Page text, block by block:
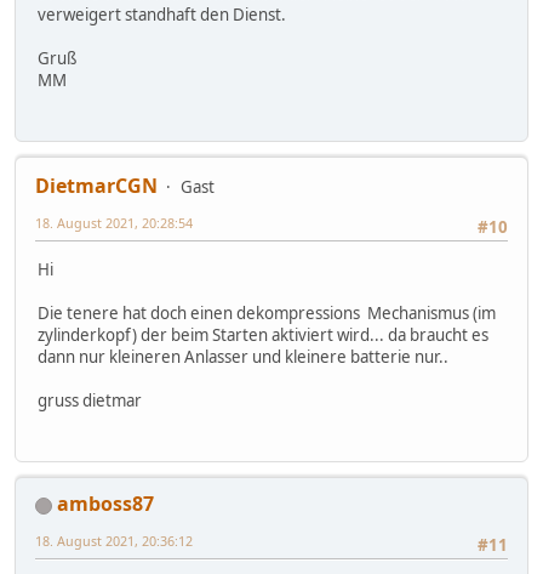
verweigert standhaft den Dienst.
Gruß
MM
DietmarCGN
Gast
#10
18. August 2021, 20:28:54
Hi
Die tenere hat doch einen dekompressions Mechanismus (im
zylinderkopf) der beim Starten aktiviert wird... da braucht es
dann nur kleineren Anlasser und kleinere batterie nur..
gruss dietmar
amboss87
#11
18. August 2021, 20:36:12